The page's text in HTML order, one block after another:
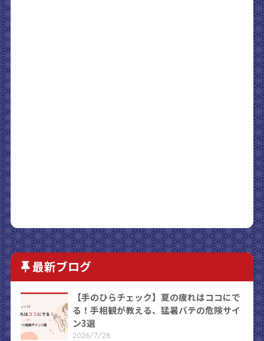
最新ブログ
【手のひらチェック】夏の疲れはココにで
る！手相観が教える、猛暑バテの危険サイ
ン3選
2026/7/28